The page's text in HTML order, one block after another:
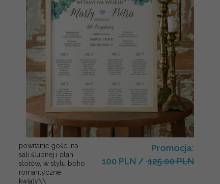
powitanie gości na
sali ślubnej i plan
stołów, w stylu boho
romantyczne
kwiaty\\
Promocja:
100 PLN / 125.00 PLN